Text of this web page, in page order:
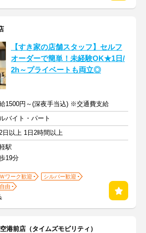
【すき家の店舗スタッフ】セルフ
オーダーで簡単！未経験OK★1日/
2h～プライベートも両立◎
1500円～(深夜手当込) ※交通費支給
バイト・パート
日以上 1日2時間以上
駅
19分
ワーク歓迎
シルバー歓迎
由
港前店（タイムズモビリティ）